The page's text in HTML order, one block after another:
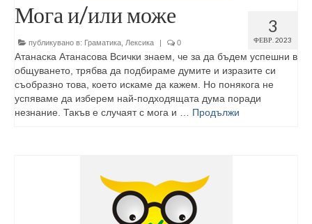
3
ФЕВР. 2023
Мога и/или може
публикувано в: Граматика Лексика | 0
Атанаска Атанасова Всички знаем, че за да бъдем успешни в
общуването, трябва да подбираме думите и изразите си
съобразно това, което искаме да кажем. Но понякога не
успяваме да изберем най-подходящата дума поради
незнание. Такъв е случаят с мога и … Продължи